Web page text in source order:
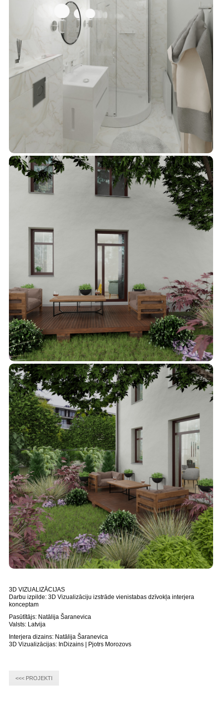
3D VIZUALIZĀCIJAS
Darbu izpilde: 3D Vizualizāciju izstrāde vienistabas dzīvokļa interjera
konceptam
Pasūtītājs: Natālija Šaranevica
Valsts: Latvija
Interjera dizains: Natālija Šaranevica
3D Vizualizācijas: InDizains | Pjotrs Morozovs
<<< PROJEKTI